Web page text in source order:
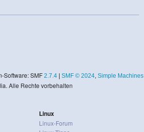
Software: SMF 2.7.4| SMF © 2024, Simple Machines
Alle Rechte vorbehalten
Linux
Linux-Forum